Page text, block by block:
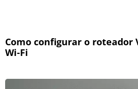
Como configurar o roteador
Wi-Fi